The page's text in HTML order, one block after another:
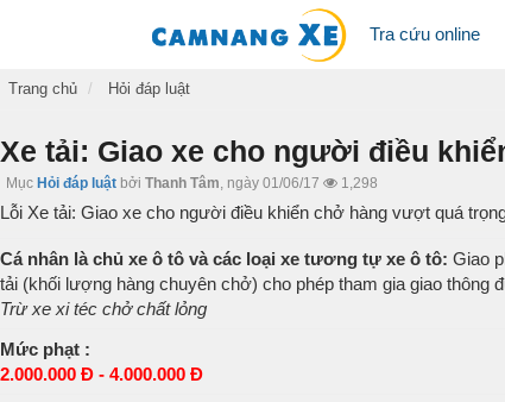
Tra cứu online
Trang chủ Hỏi đáp luật
Xe tải: Giao xe cho người điều
Mục Hỏi đáp luật bởi Thanh Tâm, ngày 01/06/17 1,298
Lỗi Xe tải: Giao xe cho người điều khiển chở hàng vượt quá
Cá nhân là chủ xe ô tô và các loại xe tương tự xe ô tô: Giao
tải (khối lượng hàng chuyên chở) cho phép tham gia giao
Trừ xe xi téc chở chất lỏng
Mức phạt :
2.000.000 Đ - 4.000.000 Đ